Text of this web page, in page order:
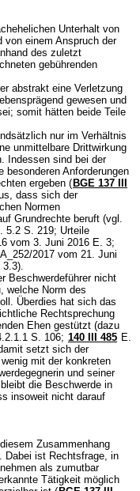
Unterhalt von
von einem Anspruch der
des zuletzt
gebührenden
abstrakt eine Verletzung
gewesen und
somit hätten beide Teile
nur im Verhältnis
unmittelbare Drittwirkung
Indessen sind bei der
Anforderungen
ergeben ( BGE 137 III
dass sich der
Normen
Grundrechte beruft (vgl.
5.2 S. 219; Urteile
vom 3. Juni 2016 E. 3;
2017 vom 21. Juni
3.3).
Beschwerdeführer nicht
welche Norm des
Überdies hat sich das
Rechtsprechung
Ehen gestützt (dazu
S. 106; 140 III 485 E.
setzt sich der
mit der konkreten
und seiner
die Beschwerde in
insoweit nicht darauf
Zusammenhang
Dabei ist Rechtsfrage, in
als zumutbar
Tätigkeit möglich